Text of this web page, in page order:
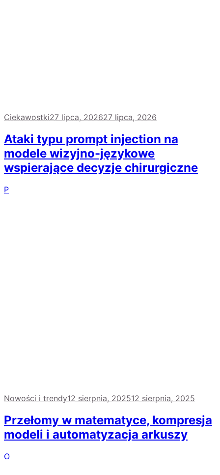
Ciekawostki27 lipca, 202627 lipca, 2026
Ataki typu prompt injection na
modele wizyjno-językowe
wspierające decyzje chirurgiczne
P
Nowości i trendy12 sierpnia, 202512 sierpnia, 2025
Przełomy w matematyce, kompresja
modeli i automatyzacja arkuszy
O